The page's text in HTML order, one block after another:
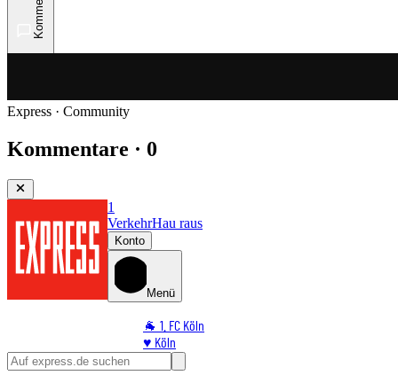
Express · Community
Kommentare · 0
1
VerkehrHau raus
Konto
Menü
🐐 1. FC Köln
♥️ Köln
⭐ Promi